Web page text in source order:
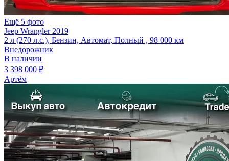
Ещё 5 фото
Jeep Wrangler 2019
2 л (270 л.с.), Бензин, Автомат, Полный , 98 000 км
Внедорожник
В наличии
3 398 000 ₽
Артём